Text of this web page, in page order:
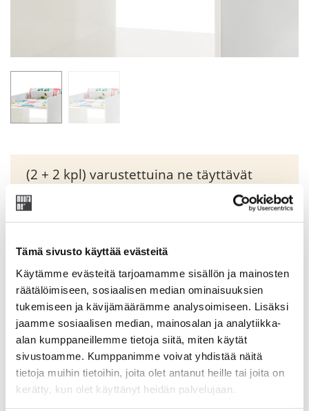
Tämä sivusto käyttää evästeitä
Käytämme evästeitä tarjoamamme sisällön ja mainosten
räätälöimiseen, sosiaalisen median ominaisuuksien
tukemiseen ja kävijämäärämme analysoimiseen. Lisäksi
jaamme sosiaalisen median, mainosalan ja analytiikka-
alan kumppaneillemme tietoja siitä, miten käytät
sivustoamme. Kumppanimme voivat yhdistää näitä
tietoja muihin tietoihin, joita olet antanut heille tai joita on
kerätty, kun olet käyttänyt heidän palvelujaan.
(2 + 2 kpl) varustettuina ne täyttävät
kaikki EN-747-1- turvallisuusmääräykset.
61,00€
Original
price
was:
61,00 €.
51,85€
Current
price
is:
51,85 €.
Tuotekoodi: 243
Lisätiedot
Hoitotason pehmuste, jossa irrotettava suojakangas. Tilaa
meiltä tarvittaessa erillinen vakiokangaspäällinen (242A) tai